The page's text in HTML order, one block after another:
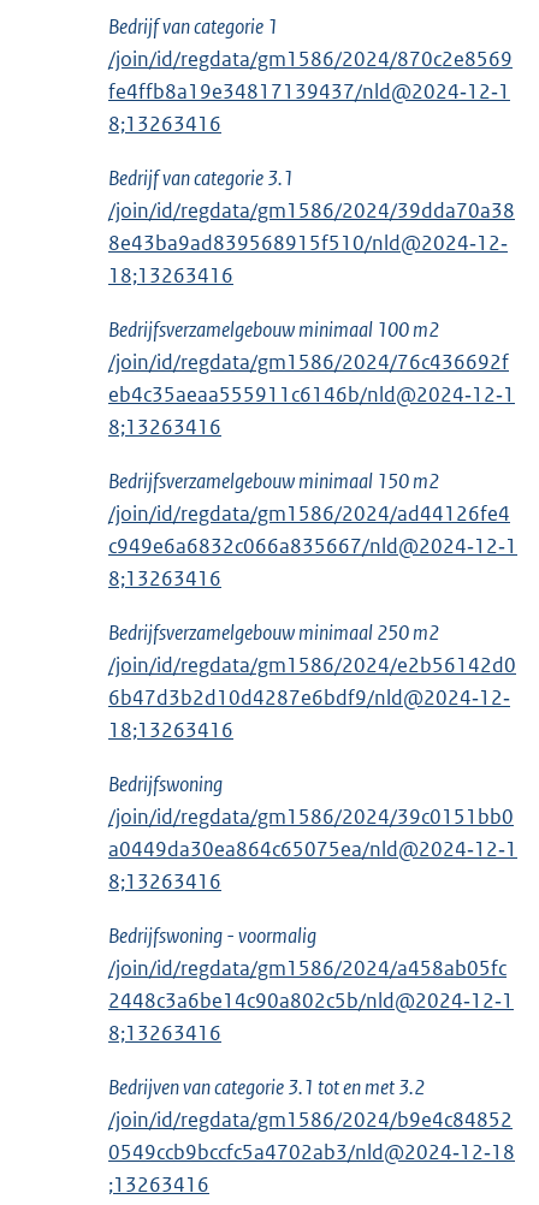
Bedrijf van categorie 1
/join/id/regdata/gm1586/2024/870c2e8569
fe4ffb8a19e34817139437/nld@2024‑12‑1
8;13263416
Bedrijf van categorie 3.1
/join/id/regdata/gm1586/2024/39dda70a38
8e43ba9ad839568915f510/nld@2024‑12‑
18;13263416
Bedrijfsverzamelgebouw minimaal 100 m2
/join/id/regdata/gm1586/2024/76c436692f
eb4c35aeaa555911c6146b/nld@2024‑12‑1
8;13263416
Bedrijfsverzamelgebouw minimaal 150 m2
/join/id/regdata/gm1586/2024/ad44126fe4
c949e6a6832c066a835667/nld@2024‑12‑1
8;13263416
Bedrijfsverzamelgebouw minimaal 250 m2
/join/id/regdata/gm1586/2024/e2b56142d0
6b47d3b2d10d4287e6bdf9/nld@2024‑12‑
18;13263416
Bedrijfswoning
/join/id/regdata/gm1586/2024/39c0151bb0
a0449da30ea864c65075ea/nld@2024‑12‑1
8;13263416
Bedrijfswoning - voormalig
/join/id/regdata/gm1586/2024/a458ab05fc
2448c3a6be14c90a802c5b/nld@2024‑12‑1
8;13263416
Bedrijven van categorie 3.1 tot en met 3.2
/join/id/regdata/gm1586/2024/b9e4c84852
0549ccb9bccfc5a4702ab3/nld@2024‑12‑18
;13263416